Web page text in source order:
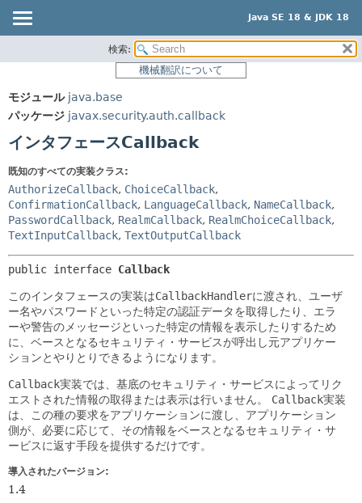
Java SE 18 & JDK 18
パッケージ
使用
ツリー
プレビュー
新規
非推奨
索引
ヘルプ
サマリー:
ネスト済
詳細:
フィールド
コンストラクタ
メソッド
検索:
機械翻訳について
モジュール java.base
パッケージ javax.security.auth.callback
インタフェースCallback
既知のすべての実装クラス:
AuthorizeCallback, ChoiceCallback,
ConfirmationCallback, LanguageCallback, NameCallback,
PasswordCallback, RealmCallback, RealmChoiceCallback,
TextInputCallback, TextOutputCallback
public interface Callback
このインタフェースの実装はCallbackHandlerに渡され、ユーザ
ー名やパスワードといった特定の認証データを取得したり、エラ
ーや警告のメッセージといった特定の情報を表示したりするため
に、ベースとなるセキュリティ・サービスが呼出し元アプリケー
ションとやりとりできるようになります。
Callback実装では、基底のセキュリティ・サービスによってリク
エストされた情報の取得または表示は行いません。
Callback実装
は、この種の要求をアプリケーションに渡し、アプリケーション
側が、必要に応じて、その情報をベースとなるセキュリティ・サ
ービスに返す手段を提供するだけです。
導入されたバージョン:
1.4